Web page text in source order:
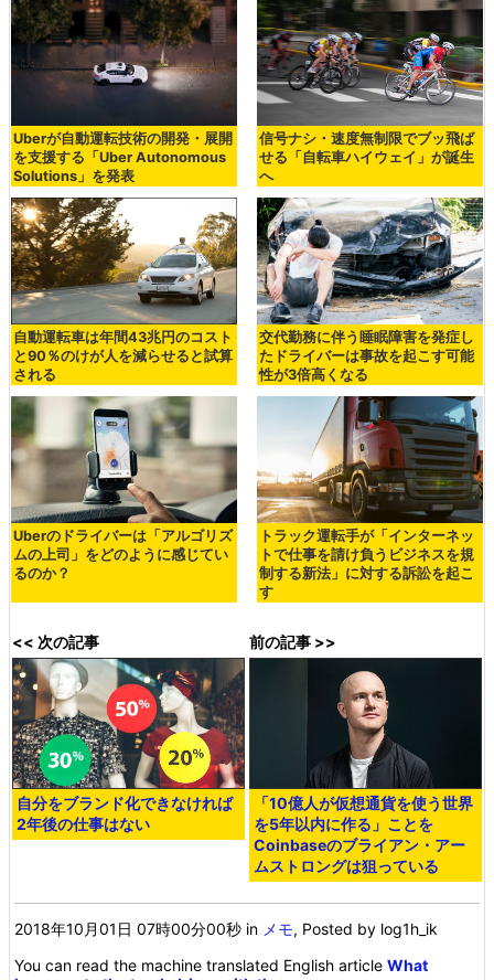
Uberが自動運転技術の開発・展開
を支援する「Uber Autonomous
Solutions」を発表
信号ナシ・速度無制限でブッ飛ば
せる「自転車ハイウェイ」が誕生
へ
自動運転車は年間43兆円のコスト
と90％のけが人を減らせると試算
される
交代勤務に伴う睡眠障害を発症し
たドライバーは事故を起こす可能
性が3倍高くなる
Uberのドライバーは「アルゴリズ
ムの上司」をどのように感じてい
るのか？
トラック運転手が「インターネッ
トで仕事を請け負うビジネスを規
制する新法」に対する訴訟を起こ
す
<< 次の記事
自分をブランド化できなければ
2年後の仕事はない
前の記事 >>
「10億人が仮想通貨を使う世界
を5年以内に作る」ことを
Coinbaseのブライアン・アー
ムストロングは狙っている
2018年10月01日 07時00分00秒 in メモ, Posted by log1h_ik
You can read the machine translated English articleWhat